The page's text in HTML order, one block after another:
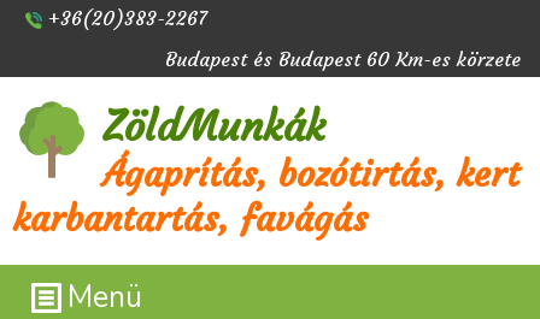
+36(20)383-2267
Budapest és Budapest 60 Km-es körzete
ZöldMunkák
Ágaprítás, bozótirtás, kert
karbantartás, favágás
Menü